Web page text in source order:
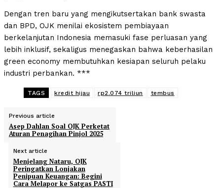
Dengan tren baru yang mengikutsertakan bank swasta
dan BPD, OJK menilai ekosistem pembiayaan
berkelanjutan Indonesia memasuki fase perluasan yang
lebih inklusif, sekaligus menegaskan bahwa keberhasilan
green economy membutuhkan kesiapan seluruh pelaku
industri perbankan. ***
TAGS kredit hijau rp2.074 triliun tembus
Previous article
Asep Dahlan Soal OJK Perketat
Aturan Penagihan Pinjol 2025
Next article
Menjelang Nataru, OJK
Peringatkan Lonjakan
Penipuan Keuangan: Begini
Cara Melapor ke Satgas PASTI